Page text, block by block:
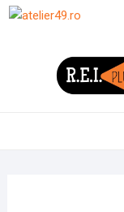
Skip